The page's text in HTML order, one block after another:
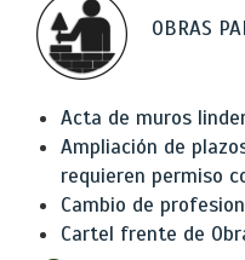
OBRAS
Acta de muros
Ampliación de
requieren permiso
Cambio de
Cartel frente de